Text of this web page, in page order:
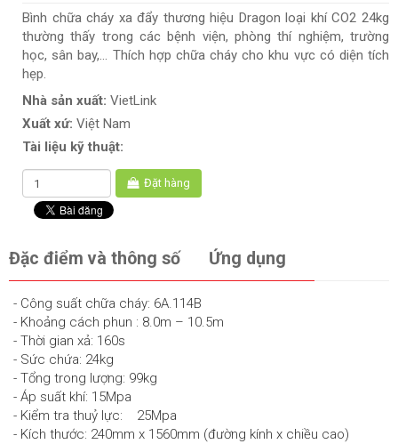
Bình chữa cháy xa đẩy thương hiệu Dragon loại khí CO2 24kg
thường thấy trong các bệnh viện, phòng thí nghiệm, trường
học, sân bay,… Thích hợp chữa cháy cho khu vực có diện tích
hẹp.
Nhà sản xuất: VietLink
Xuất xứ: Việt Nam
Tài liệu kỹ thuật:
Đặt hàng
Đặc điểm và thông số Ứng dụng
- Công suất chữa cháy: 6A.114B
- Khoảng cách phun : 8.0m – 10.5m
- Thời gian xả: 160s
- Sức chứa: 24kg
- Tổng trong lượng: 99kg
- Áp suất khí: 15Mpa
- Kiểm tra thuỷ lực: 25Mpa
- Kích thước: 240mm x 1560mm (đường kính x chiều cao)